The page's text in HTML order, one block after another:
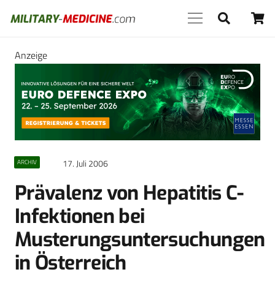
Anzeige
ARCHIV 17. Juli 2006
Prävalenz von Hepatitis C-
Infektionen bei
Musterungsuntersuchungen
in Österreich